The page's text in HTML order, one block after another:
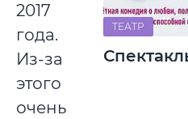
2017
года.
Из-за
этого
очень
ТЕАТР